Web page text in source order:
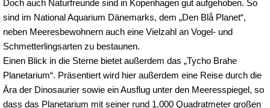
Doch auch Naturfreunde sind in Kopenhagen gut aufgehoben. So
sind im National Aquarium Dänemarks, dem „Den Blå Planet“,
neben Meeresbewohnern auch eine Vielzahl an Vogel- und
Schmetterlingsarten zu bestaunen.
Einen Blick in die Sterne bietet außerdem das „Tycho Brahe
Planetarium“. Präsentiert wird hier außerdem eine Reise durch die
Ära der Dinosaurier sowie ein Ausflug unter den Meeresspiegel, so
dass das Planetarium mit seiner rund 1.000 Quadratmeter großen